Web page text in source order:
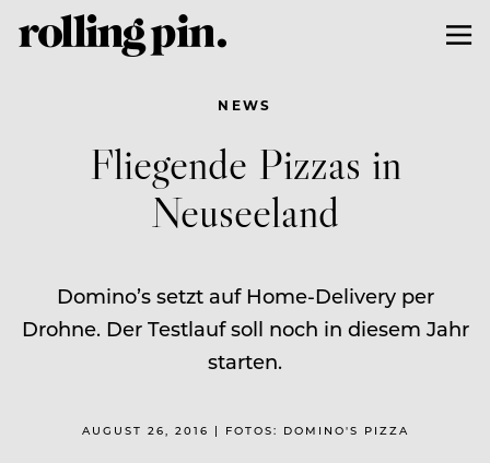
NEWS
Fliegende Pizzas in
Neuseeland
Domino’s setzt auf Home-Delivery per
Drohne. Der Testlauf soll noch in diesem Jahr
starten.
AUGUST 26, 2016 | FOTOS: DOMINO'S PIZZA